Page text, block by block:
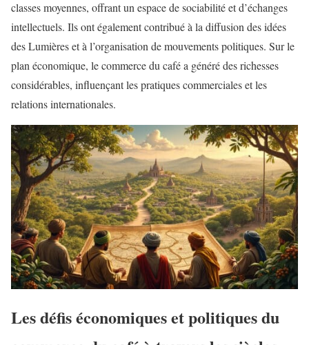
classes moyennes, offrant un espace de sociabilité et d’échanges
intellectuels. Ils ont également contribué à la diffusion des idées
des Lumières et à l’organisation de mouvements politiques. Sur le
plan économique, le commerce du café a généré des richesses
considérables, influençant les pratiques commerciales et les
relations internationales.
Les défis économiques et politiques du